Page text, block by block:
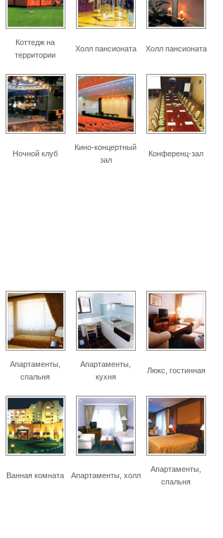
Коттедж на
территории
Холл пансионата Холл пансионата
Ночной клуб
Кино-концертный
зал
Конференц-зал
Апартаменты,
спальня
Апартаменты,
кухня
Люкс, гостинная
Ванная комната Апартаменты, холл
Апартаменты,
спальня